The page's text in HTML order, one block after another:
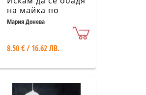
на майка по
телефона
Мария Донева
8.50 € / 16.62 ЛВ.